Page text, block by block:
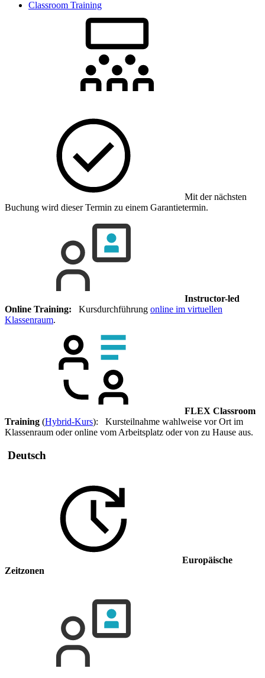
Classroom Training
Mit der nächsten
Buchung wird dieser Termin zu einem Garantietermin.
Instructor-led
Online Training: Kursdurchführung online im virtuellen
Klassenraum.
FLEX Classroom
Training (Hybrid-Kurs): Kursteilnahme wahlweise vor Ort im
Klassenraum oder online vom Arbeitsplatz oder von zu Hause aus.
Deutsch
Europäische
Zeitzonen